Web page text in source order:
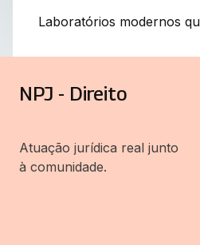
Laboratórios modernos
NPJ - Direito
Atuação jurídica real junto
à comunidade.